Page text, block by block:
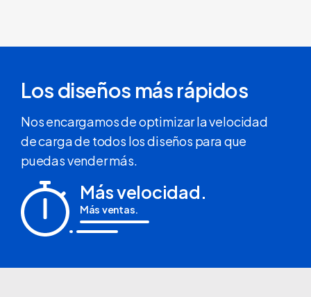
Los diseños más rápidos
Nos encargamos de optimizar la velocidad
de carga de todos los diseños para que
puedas vender más.
Más velocidad.
Más ventas.